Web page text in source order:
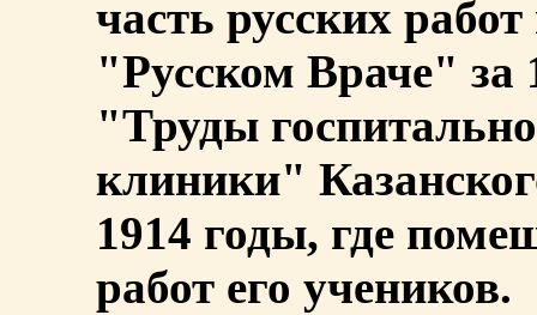
часть русских
"Русском Враче" за
"Труды
клиники"
1914 годы, где
работ его учеников.